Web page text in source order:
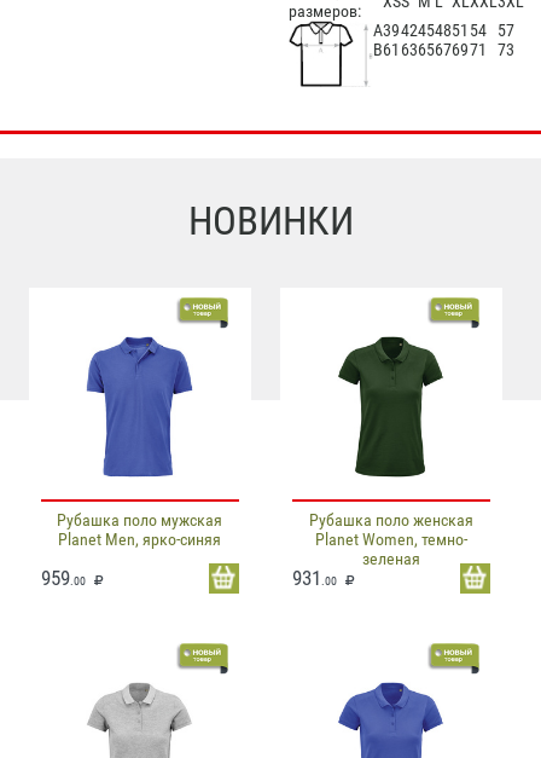
размеров:
А3942454851 54
57
В61 6365676971 73
НОВИНКИ
Рубашка поло мужская
Planet Men, ярко-синяя
959 .00
Рубашка поло женская
Planet Women, темно-
зеленая
931 .00